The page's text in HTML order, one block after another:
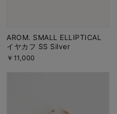
AROM. SMALL ELLIPTICAL
イヤカフ SS Silver
￥11,000